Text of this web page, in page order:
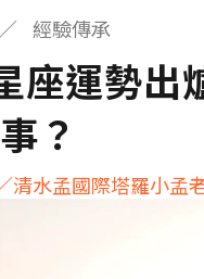
經驗傳承
座運勢出
？
清水孟國際塔羅小孟